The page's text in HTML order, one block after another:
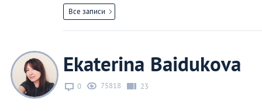
Все записи
Ekaterina Baidukova
0 75818 23